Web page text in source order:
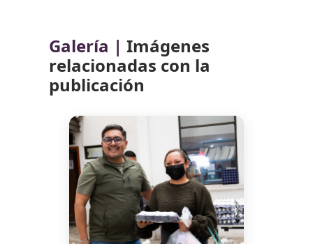
Galería | Imágenes
relacionadas con la
publicación